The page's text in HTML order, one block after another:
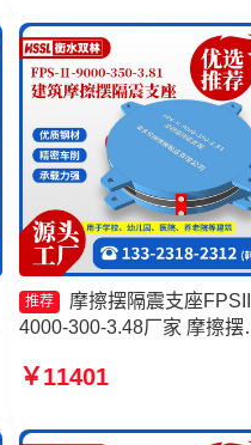
家
推荐
摩擦摆隔震支座
4000-300-3.48厂家 摩擦摆
摩擦摆隔震支座FPSII-
生产厂家
￥11401